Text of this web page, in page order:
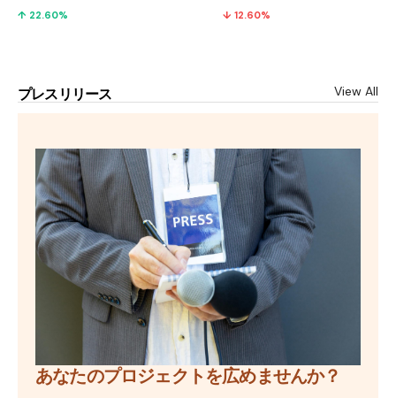
↑ 22.60% ↓ 12.60%
プレスリリース View All
あなたのプロジェクトを広めませんか？